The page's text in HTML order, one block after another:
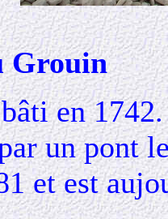
Grouin
en
un pont
et est